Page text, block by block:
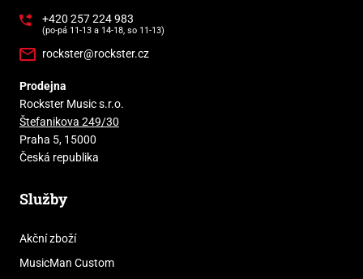
+420 257 224 983
(po-pá 11-13 a 14-18, so 11-13)
rockster@rockster.cz
Prodejna
Rockster Music s.r.o.
Štefanikova 249/30
Praha 5, 15000
Česká republika
Služby
Akční zboží
MusicMan Custom